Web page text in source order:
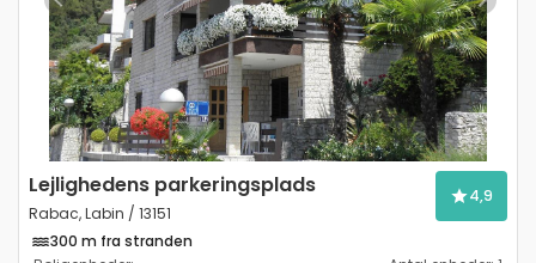
Previous Next
Lejlighedens parkeringsplads
Rabac, Labin / 13151
4,9
300 m fra stranden